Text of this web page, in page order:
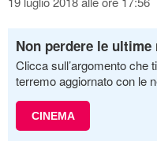
Non perdere le ultime
Clicca sull’argomento che
terremo aggiornato con le
CINEMA